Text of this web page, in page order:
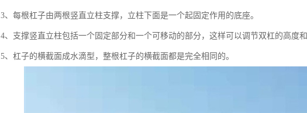
3、每根杠子由两根竖直立柱支撑，立柱下面是一个起固定作用的底座。
4、支撑竖直立柱包括一个固定部分和一个可移动的部分，这样可以调节双杠的高度
5、杠子的横截面成水滴型，整根杠子的横截面都是完全相同的。